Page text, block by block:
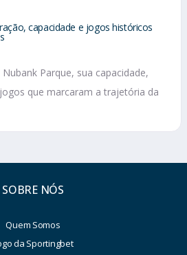
capacidade e jogos históricos
Parque, sua capacidade,
que marcaram a trajetória da
SOBRE NÓS
Quem Somos
da Sportingbet